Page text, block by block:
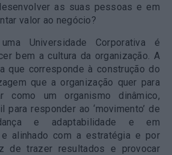
as suas pessoas e em
valor ao negócio?
Universidade Corporativa é
bem a cultura da organização. A
que corresponde à construção do
que a organização quer para
como um organismo dinâmico,
para responder ao ‘movimento’ de
e adaptabilidade e em
alinhado com a estratégia e por
de trazer resultados e provocar